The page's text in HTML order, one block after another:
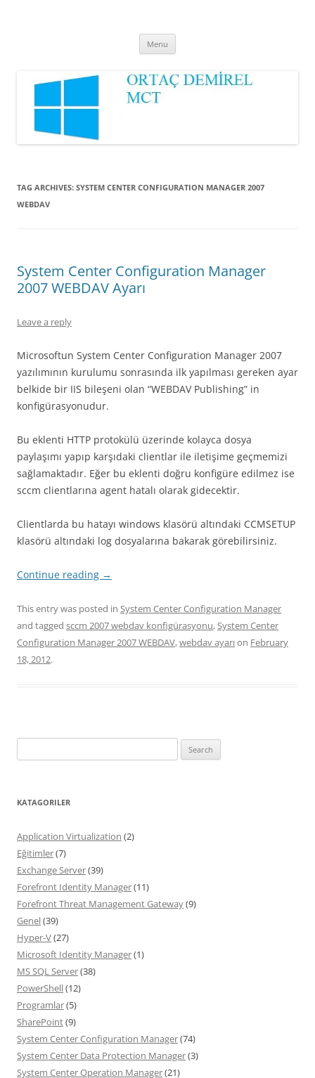
Menu
TAG ARCHIVES: SYSTEM CENTER CONFIGURATION MANAGER 2007
WEBDAV
System Center Configuration Manager
2007 WEBDAV Ayarı
Leave a reply
Microsoftun System Center Configuration Manager 2007
yazılımının kurulumu sonrasında ilk yapılması gereken ayar
belkide bir IIS bileşeni olan “WEBDAV Publishing” in
konfigürasyonudur.
Bu eklenti HTTP protokülü üzerinde kolayca dosya
paylaşımı yapıp karşıdaki clientlar ile iletişime geçmemizi
sağlamaktadır. Eğer bu eklenti doğru konfigüre edilmez ise
sccm clientlarına agent hatalı olarak gidecektir.
Clientlarda bu hatayı windows klasörü altındaki CCMSETUP
klasörü altındaki log dosyalarına bakarak görebilirsiniz.
Continue reading →
This entry was posted in System Center Configuration Manager
and tagged sccm 2007 webdav konfigürasyonu,System Center
Configuration Manager 2007 WEBDAV,webdav ayarıon February
18, 2012.
for:
KATAGORILER
Application Virtualization (2)
Eğitimler(7)
Exchange Server(39)
Forefront Identity Manager(11)
Forefront Threat Management Gateway(9)
Genel(39)
Hyper-V(27)
Microsoft Identity Manager(1)
MS SQL Server(38)
PowerShell(12)
Programlar(5)
SharePoint(9)
System Center Configuration Manager(74)
System Center Data Protection Manager(3)
System Center Operation Manager(21)